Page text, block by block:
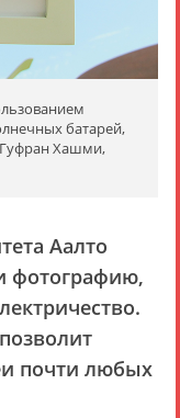
батарей,
Хашми,
Аалто
фотографию,
почти любых